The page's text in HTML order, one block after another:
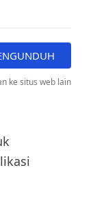
ke situs web lain